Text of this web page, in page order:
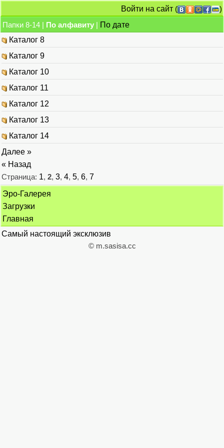
Войти на сайт (
)
Папки 8-14 | По алфавиту | По дате
Каталог 8
Каталог 9
Каталог 10
Каталог 11
Каталог 12
Каталог 13
Каталог 14
Далее »
« Назад
Страница: 1, 2, 3, 4, 5, 6, 7
Эро-Галерея
Загрузки
Главная
Самый настоящий эксклюзив
© m.sasisa.cc